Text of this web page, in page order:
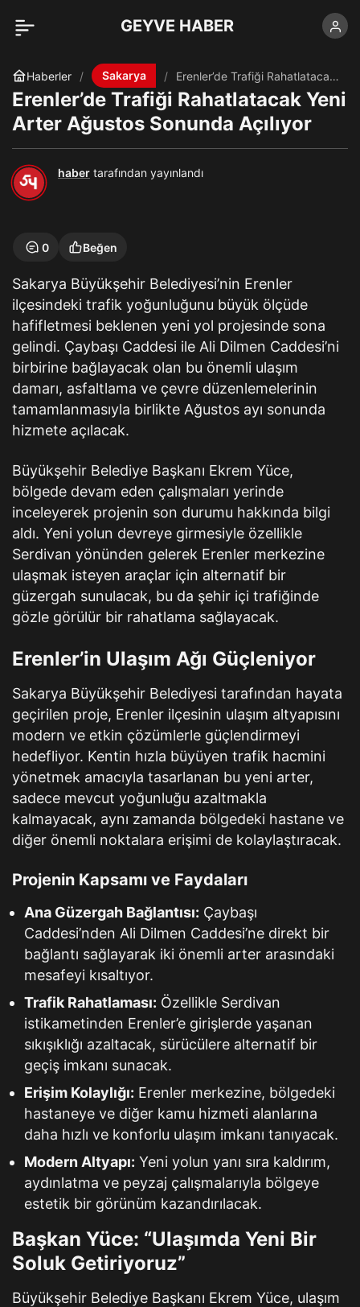
GEYVE HABER
Haberler Sakarya
Erenler’de Trafiği Rahatlatacak
Yeni Arter Ağustos Sonunda
Açılıyor
Erenler’de Trafiği Rahatlatacak Yeni
Arter Ağustos Sonunda Açılıyor
haber tarafından yayınlandı
0 Beğen
Sakarya Büyükşehir Belediyesi’nin Erenler
ilçesindeki trafik yoğunluğunu büyük ölçüde
hafifletmesi beklenen yeni yol projesinde sona
gelindi. Çaybaşı Caddesi ile Ali Dilmen Caddesi’ni
birbirine bağlayacak olan bu önemli ulaşım
damarı, asfaltlama ve çevre düzenlemelerinin
tamamlanmasıyla birlikte Ağustos ayı sonunda
hizmete açılacak.
Büyükşehir Belediye Başkanı Ekrem Yüce,
bölgede devam eden çalışmaları yerinde
inceleyerek projenin son durumu hakkında bilgi
aldı. Yeni yolun devreye girmesiyle özellikle
Serdivan yönünden gelerek Erenler merkezine
ulaşmak isteyen araçlar için alternatif bir
güzergah sunulacak, bu da şehir içi trafiğinde
gözle görülür bir rahatlama sağlayacak.
Erenler’in Ulaşım Ağı Güçleniyor
Sakarya Büyükşehir Belediyesi tarafından hayata
geçirilen proje, Erenler ilçesinin ulaşım altyapısını
modern ve etkin çözümlerle güçlendirmeyi
hedefliyor. Kentin hızla büyüyen trafik hacmini
yönetmek amacıyla tasarlanan bu yeni arter,
sadece mevcut yoğunluğu azaltmakla
kalmayacak, aynı zamanda bölgedeki hastane ve
diğer önemli noktalara erişimi de kolaylaştıracak.
Projenin Kapsamı ve Faydaları
Ana Güzergah Bağlantısı: Çaybaşı
Caddesi’nden Ali Dilmen Caddesi’ne direkt bir
bağlantı sağlayarak iki önemli arter arasındaki
mesafeyi kısaltıyor.
Trafik Rahatlaması: Özellikle Serdivan
istikametinden Erenler’e girişlerde yaşanan
sıkışıklığı azaltacak, sürücülere alternatif bir
geçiş imkanı sunacak.
Erişim Kolaylığı: Erenler merkezine, bölgedeki
hastaneye ve diğer kamu hizmeti alanlarına
daha hızlı ve konforlu ulaşım imkanı tanıyacak.
Modern Altyapı: Yeni yolun yanı sıra kaldırım,
aydınlatma ve peyzaj çalışmalarıyla bölgeye
estetik bir görünüm kazandırılacak.
Başkan Yüce: “Ulaşımda Yeni Bir
Soluk Getiriyoruz”
Büyükşehir Belediye Başkanı Ekrem Yüce, ulaşım